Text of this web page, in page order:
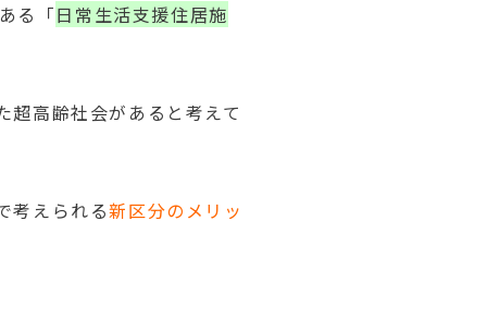
る「日常生活支援住居施
高齢社会があると考えて
考えられる新区分のメリッ